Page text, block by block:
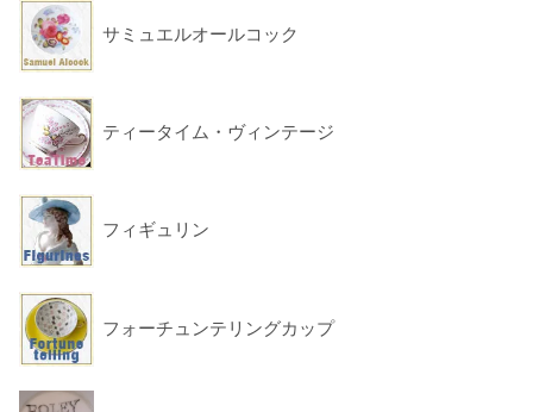
サミュエルオールコック
ティータイム・ヴィンテージ
フィギュリン
フォーチュンテリングカップ